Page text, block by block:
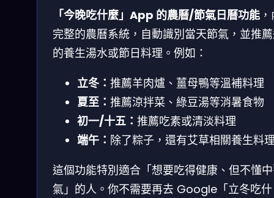
「今晚吃什麼」App 的農曆/節氣日曆功能
完整的農曆系統，自動識別當天節氣，並推
的養生湯水或節日料理。例如：
立冬： 推薦羊肉爐、薑母鴨等溫補料理
夏至： 推薦涼拌菜、綠豆湯等消暑食物
初一/十五： 推薦吃素或清淡料理
端午： 除了粽子，還有艾草相關養生料
這個功能特別適合「想要吃得健康、但不懂
氣」的人。你不需要再去 Google「立冬吃什